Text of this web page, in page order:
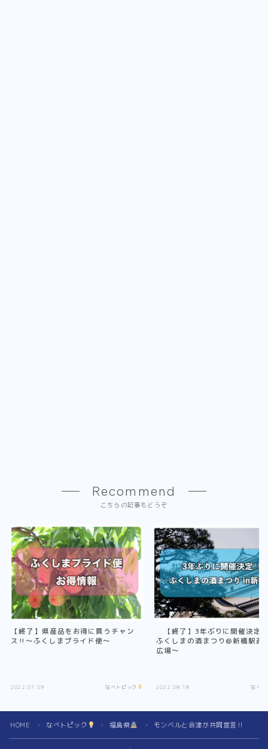
Recommend
こちらの記事もどうぞ
【終了】県産品をお得に買うチャン
ス‼︎〜ふくしまプライド便〜
2022.07.09 なべトピック
【終了】3年ぶりに開催決定
ふくしまの酒まつり@新橋駅西
広場〜
2022.08.18 なべト
HOME ＞ なべトピック ＞ 福島県 ＞ モンベルと会津が共同宣言‼︎